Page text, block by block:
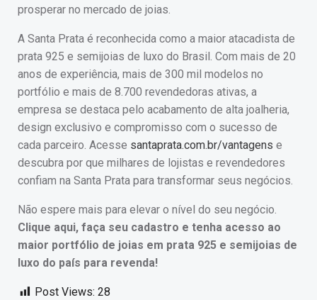
prosperar no mercado de joias.
A Santa Prata é reconhecida como a maior atacadista de
prata 925 e semijoias de luxo do Brasil. Com mais de 20
anos de experiência, mais de 300 mil modelos no
portfólio e mais de 8.700 revendedoras ativas, a
empresa se destaca pelo acabamento de alta joalheria,
design exclusivo e compromisso com o sucesso de
cada parceiro. Acesse santaprata.com.br/vantagens e
descubra por que milhares de lojistas e revendedores
confiam na Santa Prata para transformar seus negócios.
Não espere mais para elevar o nível do seu negócio.
Clique aqui, faça seu cadastro e tenha acesso ao
maior portfólio de joias em prata 925 e semijoias de
luxo do país para revenda!
Post Views: 28